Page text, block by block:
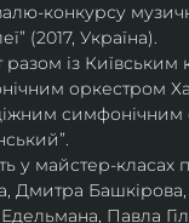
конкурсу
(2017, Україна).
разом із
оркестром
симфонічним
у майстер-класах
Дмитра
Павла